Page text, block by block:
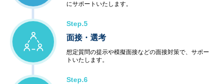
にサポートいたします。
Step.5
面接・選考
想定質問の提示や模擬面接などの面接対策で、サポー
トいたします。
Step.6